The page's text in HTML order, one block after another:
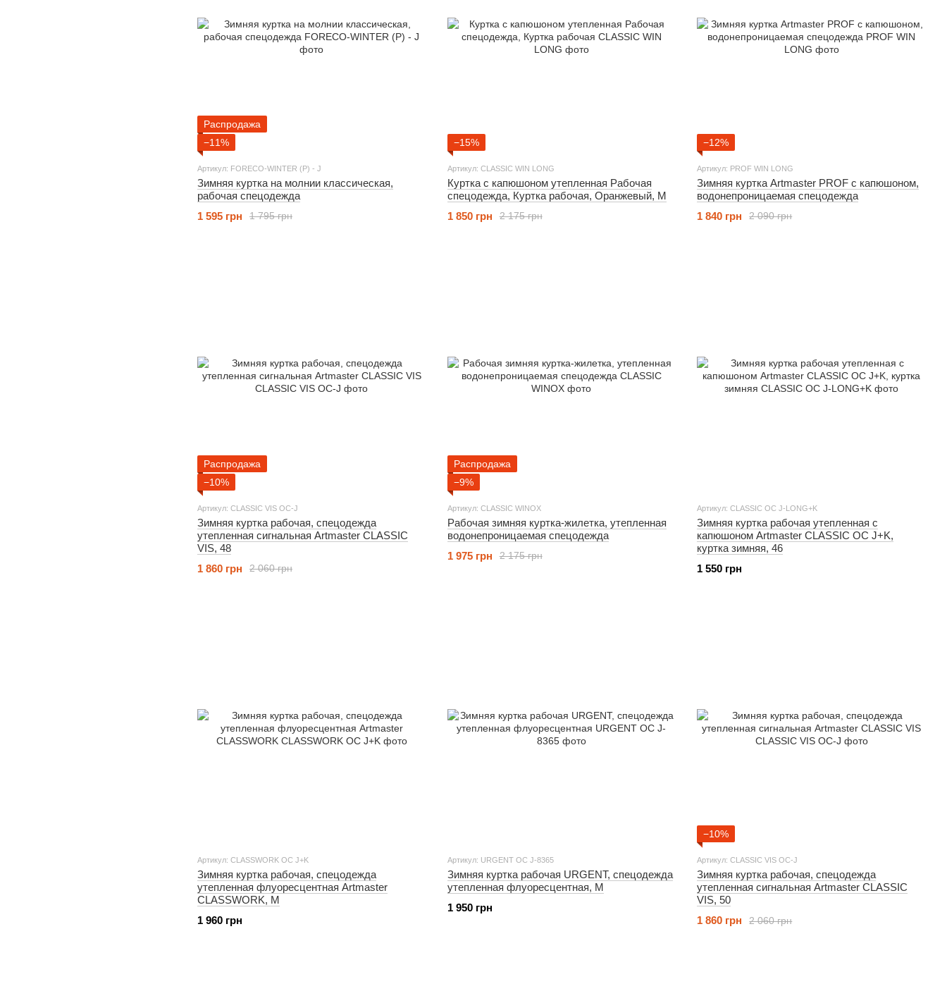
Распродажа
−11%
Артикул: FORECO-WINTER (P) - J
Зимняя куртка на молнии классическая,
рабочая спецодежда
1 795 грн
1 595 грн
−15%
Артикул: CLASSIC WIN LONG
Куртка с капюшоном утепленная Рабочая
спецодежда, Куртка рабочая, Оранжевый, M
2 175 грн
1 850 грн
−12%
Артикул: PROF WIN LONG
Зимняя куртка Artmaster PROF с капюшоном,
водонепроницаемая спецодежда
2 090 грн
1 840 грн
Распродажа
−10%
Артикул: CLASSIC VIS OC-J
Зимняя куртка рабочая, спецодежда
утепленная сигнальная Artmaster CLASSIC
VIS, 48
2 060 грн
1 860 грн
Распродажа
−9%
Артикул: CLASSIC WINOX
Рабочая зимняя куртка-жилетка, утепленная
водонепроницаемая спецодежда
2 175 грн
1 975 грн
Артикул: CLASSIC OC J-LONG+K
Зимняя куртка рабочая утепленная с
капюшоном Artmaster CLASSIC OC J+K,
куртка зимняя, 46
1 550 грн
Артикул: CLASSWORK OC J+K
Зимняя куртка рабочая, спецодежда
утепленная флуоресцентная Artmaster
CLASSWORK, M
1 960 грн
Артикул: URGENT OC J-8365
Зимняя куртка рабочая URGENT, спецодежда
утепленная флуоресцентная, M
1 950 грн
−10%
Артикул: CLASSIC VIS OC-J
Зимняя куртка рабочая, спецодежда
утепленная сигнальная Artmaster CLASSIC
VIS, 50
2 060 грн
1 860 грн